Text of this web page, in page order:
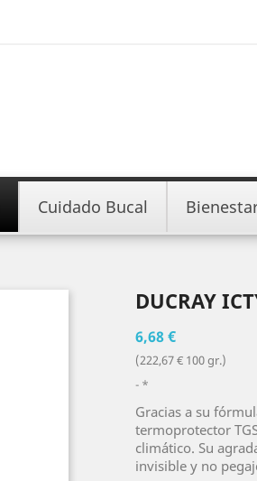
Cuidado Bucal
DUCRAY
6,68 €
(222,67 € 100 gr.)
*
Gracias a su
termoprotector
climático. Su
invisible y no